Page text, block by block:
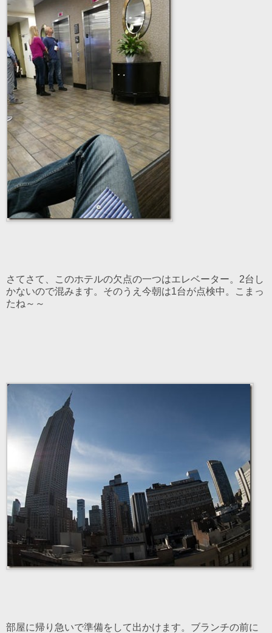
さてさて、このホテルの欠点の一つはエレベーター。2台し
かないので混みます。そのうえ今朝は1台が点検中。こまっ
たね～～
部屋に帰り急いで準備をして出かけます。ブランチの前に